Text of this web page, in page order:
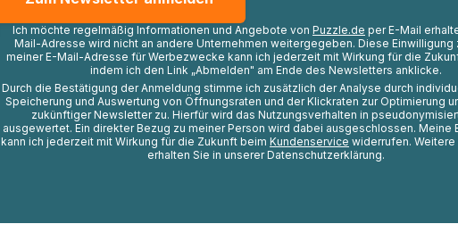
Ich möchte regelmäßig Informationen und Angebote von Puzzle.de per E-Mail
Mail-Adresse wird nicht an andere Unternehmen weitergegeben. Diese Einwilligung
meiner E-Mail-Adresse für Werbezwecke kann ich jederzeit mit Wirkung für die
indem ich den Link „Abmelden" am Ende des Newsletters anklicke.
Durch die Bestätigung der Anmeldung stimme ich zusätzlich der Analyse durch
Speicherung und Auswertung von Öffnungsraten und der Klickraten zur Optimierung
zukünftiger Newsletter zu. Hierfür wird das Nutzungsverhalten in
ausgewertet. Ein direkter Bezug zu meiner Person wird dabei ausgeschlossen. Meine
kann ich jederzeit mit Wirkung für die Zukunft beim Kundenservice widerrufen.
erhalten Sie in unserer Datenschutzerklärung.